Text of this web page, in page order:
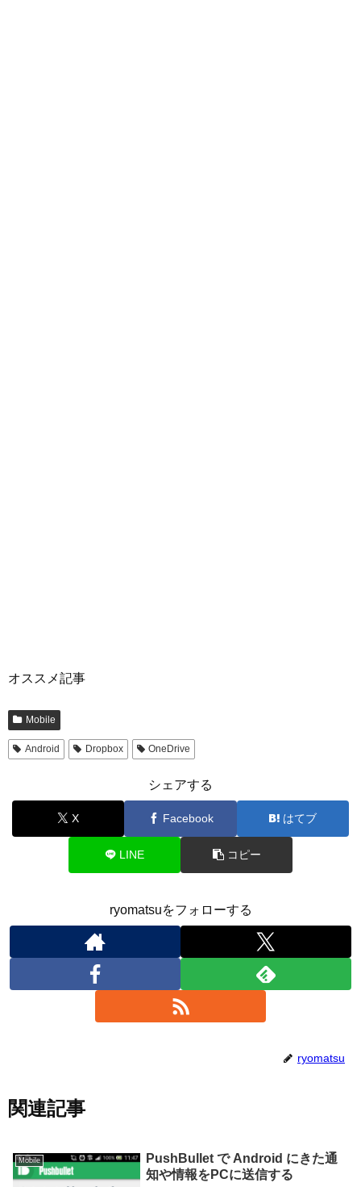
オススメ記事
Mobile
Android Dropbox OneDrive
シェアする
X Facebook はてブ
LINE コピー
ryomatsuをフォローする
ryomatsu
関連記事
Mobile
PushBullet で Android にきた通
知や情報をPCに送信する